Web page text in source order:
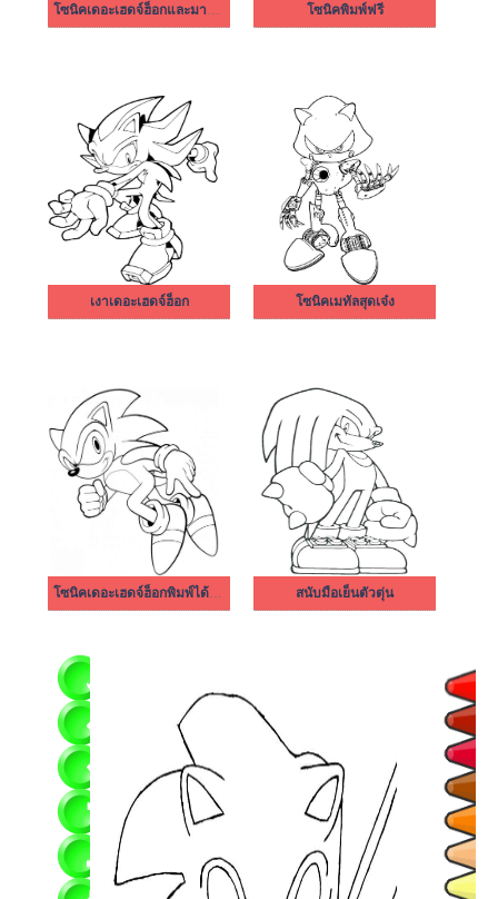
โซนิคเดอะเฮดจ์ฮ็อกและมาริโอ โซนิคพิมพ์ฟรี
เงาเดอะเฮดจ์ฮ็อก โซนิคเมทัลสุดเจ๋ง
โซนิคเดอะเฮดจ์ฮ็อกพิมพ์ได้ฟรี สนับมือเย็นตัวตุ่น